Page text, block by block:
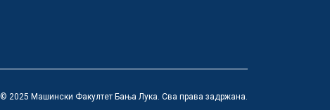
© 2025 Машински Факултет Бања Лука. Сва права задржана.